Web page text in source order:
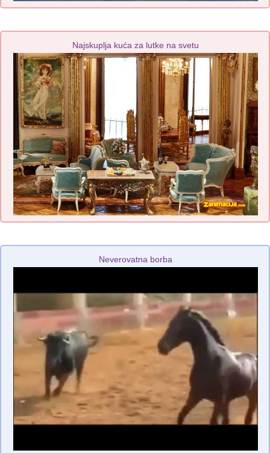
Najskuplja kuća za lutke na svetu
Neverovatna borba